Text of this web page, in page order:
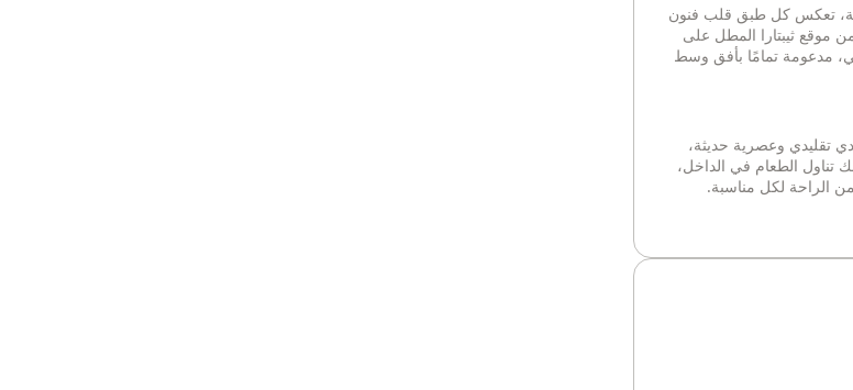
تعكس كل طبق قلب فنون
من موقع ثيبتارا المطل على
مدعومة تمامًا بأفق وسط
تقليدي وعصرية حديثة،
تناول الطعام في الداخل،
الراحة لكل مناسبة.